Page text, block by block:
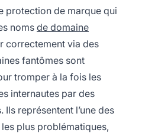
protection de marque qui
noms de domaine
correctement via des
fantômes sont
tromper à la fois les
internautes par des
représentent l’une des
plus problématiques,